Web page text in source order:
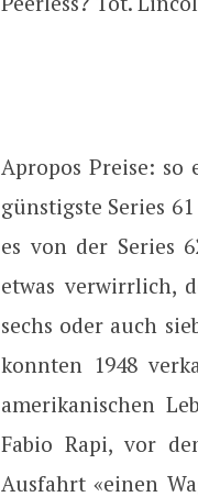
Apropos Preise: so
günstigste Series
es von der Series
etwas verwirrlich,
sechs oder auch
konnten 1948
amerikanischen
Fabio Rapi, vor
Ausfahrt «einen